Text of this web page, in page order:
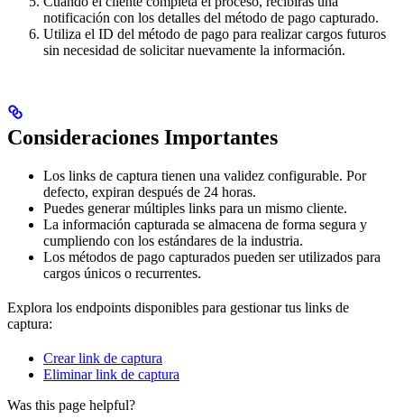
notificación con los detalles del método de pago capturado.
Utiliza el ID del método de pago para realizar cargos futuros
sin necesidad de solicitar nuevamente la información.
Consideraciones Importantes
Los links de captura tienen una validez configurable. Por
defecto, expiran después de 24 horas.
Puedes generar múltiples links para un mismo cliente.
La información capturada se almacena de forma segura y
cumpliendo con los estándares de la industria.
Los métodos de pago capturados pueden ser utilizados para
cargos únicos o recurrentes.
Explora los endpoints disponibles para gestionar tus links de
captura:
Crear link de captura
Eliminar link de captura
Was this page helpful?